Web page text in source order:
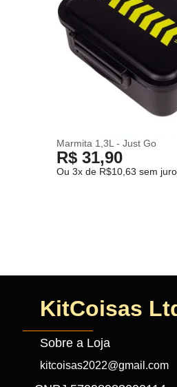
Marmita 1,3L - Just Go
R$ 31,90
Ou 3x de R$10,63 sem
KitCoisas
Sobre a Loja
kitcoisas2022@gmail.com